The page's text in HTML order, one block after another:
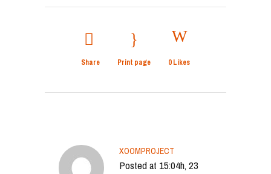
Share Print page 0Likes
XOOMPROJECT
Posted at 15:04h, 23